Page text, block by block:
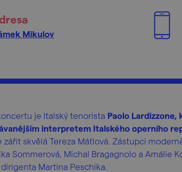
Mikulov
je Italský tenorista Paolo
interpretem Italského operního
zářit skvělá Tereza Mátlová. Zástupci
Sommerová, Michal Bragagnolo a Amálie
Martina Peschika.